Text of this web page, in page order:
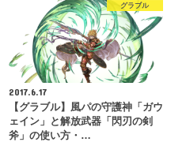
グラブル
2017.6.17
【グラブル】風パの守護神「ガウ
ェイン」と解放武器「閃刃の剣
斧」の使い方・…